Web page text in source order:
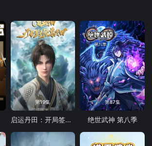
第19集
启运丹田：开局签到至尊丹田
第87集
绝世武神 第八季